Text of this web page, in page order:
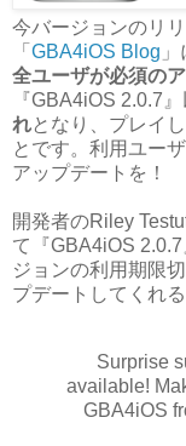
今バージョンのリ
「 GBA4iOS Blog
全ユーザが必須の
『GBA4iOS 2.0.7
れとなり、プレイ
とです。利用ユー
アップデートを！
開発者のRiley
て『GBA4iOS
ジョンの利用期限
プデートしてくれ
Surprise
available!
GBA4iOS